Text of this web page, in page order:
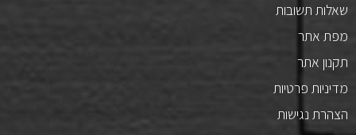
שאלות תשובות
מפת אתר
תקנון אתר
מדיניות פרטיות
הצהרת נגישות